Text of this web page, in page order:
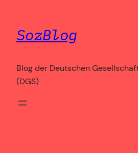
springen
SozBlog
Blog der Deutschen
(DGS)